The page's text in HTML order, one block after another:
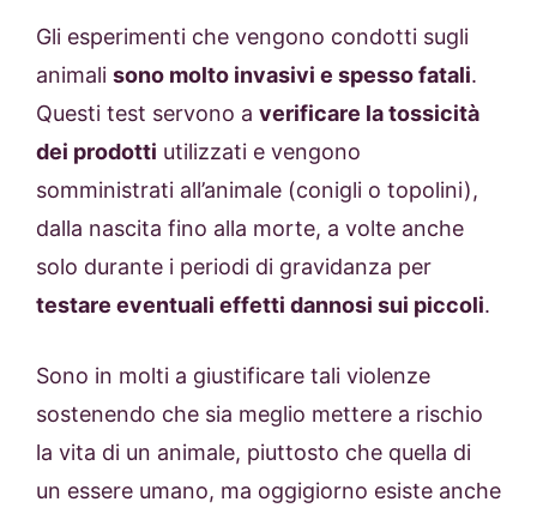
Gli esperimenti che vengono condotti sugli
animali sono molto invasivi e spesso fatali.
Questi test servono a verificare la tossicità
dei prodotti utilizzati e vengono
somministrati all’animale (conigli o topolini),
dalla nascita fino alla morte, a volte anche
solo durante i periodi di gravidanza per
testare eventuali effetti dannosi sui piccoli.
Sono in molti a giustificare tali violenze
sostenendo che sia meglio mettere a rischio
la vita di un animale, piuttosto che quella di
un essere umano, ma oggigiorno esiste anche